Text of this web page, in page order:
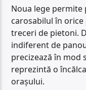
Noua lege
carosabilul în
treceri de pietoni.
indiferent de
precizează în mod
reprezintă o
orașului.